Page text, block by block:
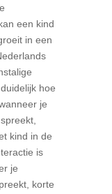
een kind
in een
hoe
je
kind in de
is
je
korte